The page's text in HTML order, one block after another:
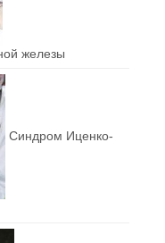
железы
Синдром Иценко-